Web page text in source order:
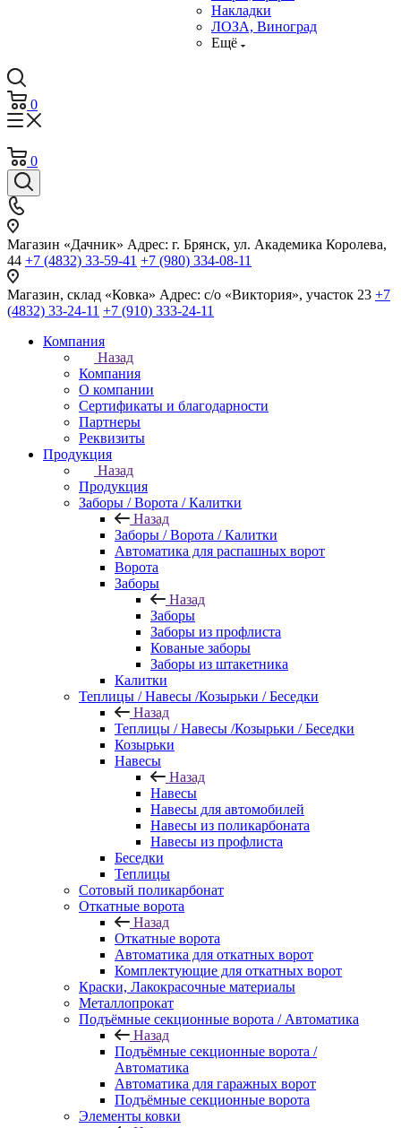
Накладки
ЛОЗА, Виноград
Ещё
0
0
Магазин «Дачник» Адрес: г. Брянск, ул. Академика Королева,
44 +7 (4832) 33-59-41 +7 (980) 334-08-11
Магазин, склад «Ковка» Адрес: с/о «Виктория», участок 23 +7
(4832) 33-24-11 +7 (910) 333-24-11
Компания
Назад
Компания
О компании
Сертификаты и благодарности
Партнеры
Реквизиты
Продукция
Назад
Продукция
Заборы / Ворота / Калитки
Назад
Заборы / Ворота / Калитки
Автоматика для распашных ворот
Ворота
Заборы
Назад
Заборы
Заборы из профлиста
Кованые заборы
Заборы из штакетника
Калитки
Теплицы / Навесы /Козырьки / Беседки
Назад
Теплицы / Навесы /Козырьки / Беседки
Козырьки
Навесы
Назад
Навесы
Навесы для автомобилей
Навесы из поликарбоната
Навесы из профлиста
Беседки
Теплицы
Сотовый поликарбонат
Откатные ворота
Назад
Откатные ворота
Автоматика для откатных ворот
Комплектующие для откатных ворот
Краски, Лакокрасочные материалы
Металлопрокат
Подъёмные секционные ворота / Автоматика
Назад
Подъёмные секционные ворота /
Автоматика
Автоматика для гаражных ворот
Подъёмные секционные ворота
Элементы ковки